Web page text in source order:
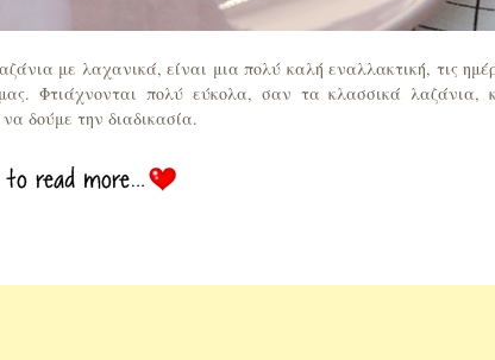
με λαχανικά, είναι μια πολύ καλή εναλλακτική, τις
Φτιάχνονται πολύ εύκολα, σαν τα κλασσικά λαζάνια,
δούμε την διαδικασία.